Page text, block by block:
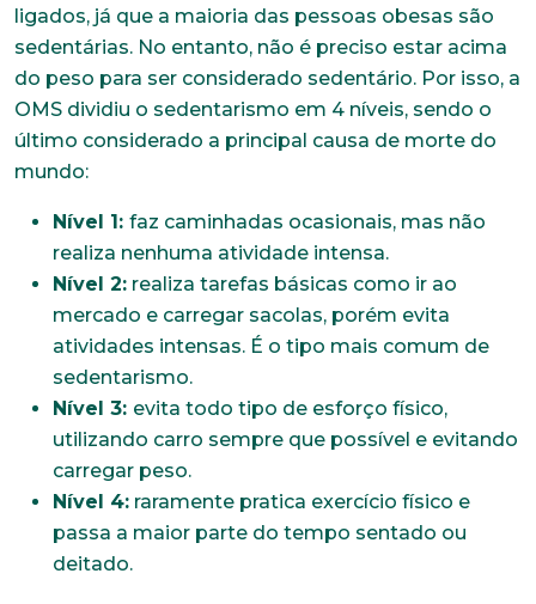
ligados, já que a maioria das pessoas obesas são
sedentárias. No entanto, não é preciso estar acima
do peso para ser considerado sedentário. Por isso, a
OMS dividiu o sedentarismo em 4 níveis, sendo o
último considerado a principal causa de morte do
mundo:
Nível 1: faz caminhadas ocasionais, mas não
realiza nenhuma atividade intensa.
Nível 2: realiza tarefas básicas como ir ao
mercado e carregar sacolas, porém evita
atividades intensas. É o tipo mais comum de
sedentarismo.
Nível 3: evita todo tipo de esforço físico,
utilizando carro sempre que possível e evitando
carregar peso.
Nível 4: raramente pratica exercício físico e
passa a maior parte do tempo sentado ou
deitado.